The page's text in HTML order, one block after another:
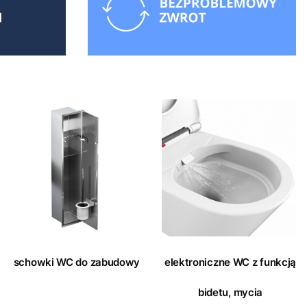
schowki WC do zabudowy elektroniczne WC z funkcją
bidetu, mycia